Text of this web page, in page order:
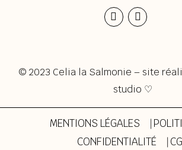
© 2023 Celia la Salmonie – site
studio ♡
MENTIONS LÉGALES ⎹
CONFIDENTIALITÉ ⎹